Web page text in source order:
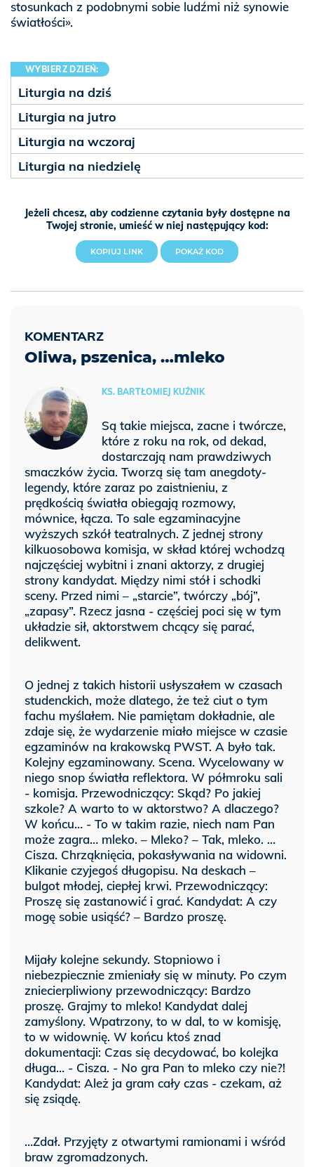
stosunkach z podobnymi sobie ludźmi niż synowie
światłości».
Jeżeli chcesz, aby codzienne czytania były dostępne na
Twojej stronie, umieść w niej następujący kod:
KOPIUJ LINK POKAŻ KOD
WYBIERZ DZIEŃ:
Liturgia na dziś
Liturgia na jutro
Liturgia na wczoraj
Liturgia na niedzielę
Oliwa, pszenica, …mleko
KS. BARTŁOMIEJ KUŹNIK
Są takie miejsca, zacne i twórcze,
które z roku na rok, od dekad,
dostarczają nam prawdziwych
smaczków życia. Tworzą się tam anegdoty-
legendy, które zaraz po zaistnieniu, z
prędkością światła obiegają rozmowy,
mównice, łącza. To sale egzaminacyjne
wyższych szkół teatralnych. Z jednej strony
kilkuosobowa komisja, w skład której wchodzą
najczęściej wybitni i znani aktorzy, z drugiej
strony kandydat. Między nimi stół i schodki
sceny. Przed nimi – „starcie”, twórczy „bój”,
„zapasy”. Rzecz jasna - częściej poci się w tym
układzie sił, aktorstwem chcący się parać,
delikwent.
O jednej z takich historii usłyszałem w czasach
studenckich, może dlatego, że też ciut o tym
fachu myślałem. Nie pamiętam dokładnie, ale
zdaje się, że wydarzenie miało miejsce w czasie
egzaminów na krakowską PWST. A było tak.
Kolejny egzaminowany. Scena. Wycelowany w
niego snop światła reflektora. W półmroku sali
- komisja. Przewodniczący: Skąd? Po jakiej
szkole? A warto to w aktorstwo? A dlaczego?
W końcu… - To w takim razie, niech nam Pan
może zagra… mleko. – Mleko? – Tak, mleko. …
Cisza. Chrząknięcia, pokasływania na widowni.
Klikanie czyjegoś długopisu. Na deskach –
bulgot młodej, ciepłej krwi. Przewodniczący:
Proszę się zastanowić i grać. Kandydat: A czy
mogę sobie usiąść? – Bardzo proszę.
Mijały kolejne sekundy. Stopniowo i
niebezpiecznie zmieniały się w minuty. Po czym
zniecierpliwiony przewodniczący: Bardzo
proszę. Grajmy to mleko! Kandydat dalej
zamyślony. Wpatrzony, to w dal, to w komisję,
to w widownię. W końcu ktoś znad
dokumentacji: Czas się decydować, bo kolejka
długa… - Cisza. - No gra Pan to mleko czy nie?!
Kandydat: Ależ ja gram cały czas - czekam, aż
się zsiądę.
…Zdał. Przyjęty z otwartymi ramionami i wśród
braw zgromadzonych.